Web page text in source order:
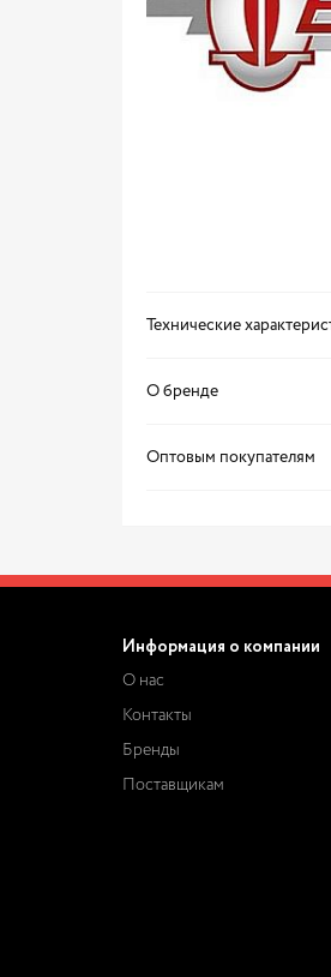
Технические
О бренде
Оптовым покупателям
Информация о компании
О нас
Контакты
Бренды
Поставщикам